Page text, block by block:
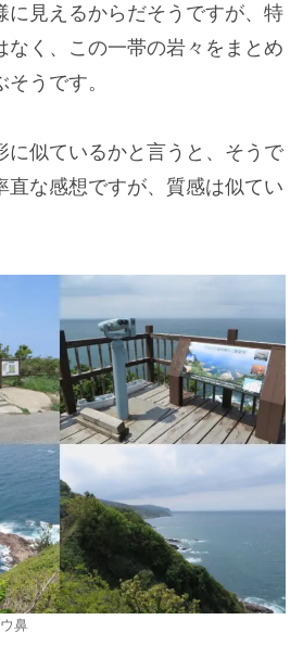
に見えるからだそうですが、特
なく、この一帯の岩々をまとめ
うです。
に似ているかと言うと、そうで
直な感想ですが、質感は似てい
鼻